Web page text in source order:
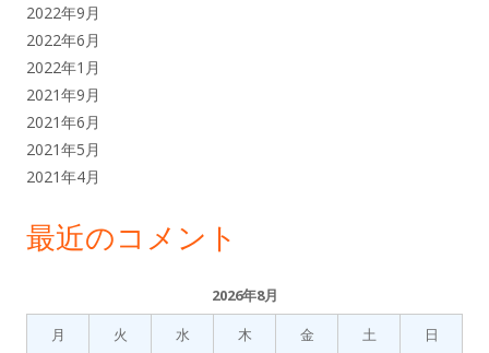
2022年9月
2022年6月
2022年1月
2021年9月
2021年6月
2021年5月
2021年4月
最近のコメント
2026年8月
月
火 水 木 金 土 日